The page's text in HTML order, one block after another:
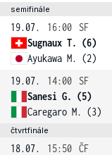
semifinále
19.07. 16:00
SF
Sugnaux T. (6)
Ayukawa M. (2)
19.07.
14:00
SF
Sanesi G. (5)
Caregaro M. (3)
čtvrtfinále
18.07. 15:50 ČF